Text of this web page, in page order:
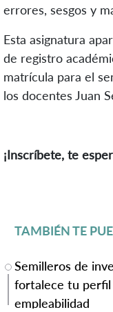
errores, sesgos y
Esta asignatura
de registro
matrícula para el
los docentes Juan
¡Inscríbete, te
TAMBIÉN TE
Semilleros de
fortalece tu
empleabilidad